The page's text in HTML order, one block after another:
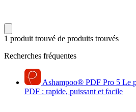
1 produit trouvé de produits trouvés
Recherches fréquentes
Ashampoo® PDF Pro 5 Le
PDF : rapide, puissant et facile